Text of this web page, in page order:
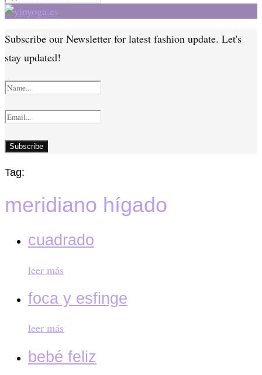
Subscribe our Newsletter for latest fashion update. Let's
stay updated!
Tag:
meridiano hígado
cuadrado
leer más
foca y esfinge
leer más
bebé feliz